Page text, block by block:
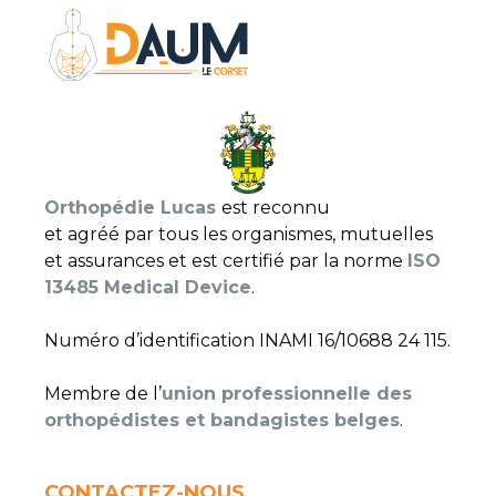
Orthopédie Lucas est reconnu
et agréé par tous les organismes, mutuelles
et assurances et est certifié par la norme ISO
13485 Medical Device.
Numéro d’identification INAMI 16/10688 24 115.
Membre de l’union professionnelle des
orthopédistes et bandagistes belges.